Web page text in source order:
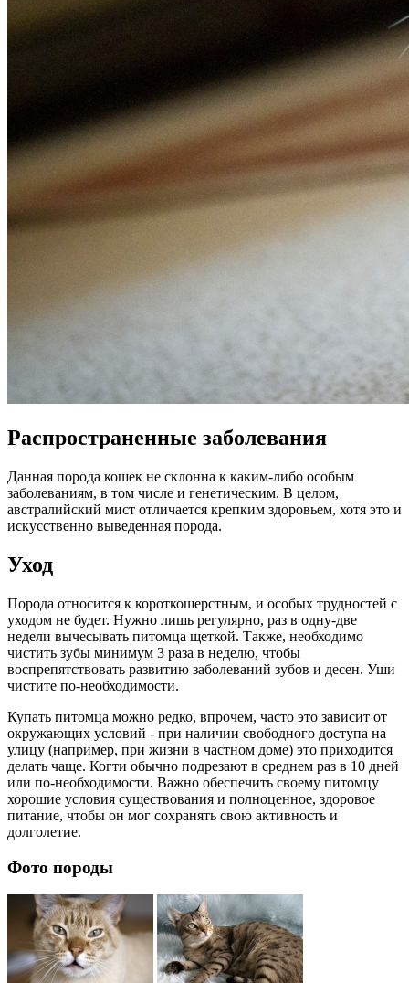
Распространенные заболевания
Данная порода кошек не склонна к каким-либо особым
заболеваниям, в том числе и генетическим. В целом,
австралийский мист отличается крепким здоровьем, хотя это и
искусственно выведенная порода.
Уход
Порода относится к короткошерстным, и особых трудностей с
уходом не будет. Нужно лишь регулярно, раз в одну-две
недели вычесывать питомца щеткой. Также, необходимо
чистить зубы минимум 3 раза в неделю, чтобы
воспрепятствовать развитию заболеваний зубов и десен. Уши
чистите по-необходимости.
Купать питомца можно редко, впрочем, часто это зависит от
окружающих условий - при наличии свободного доступа на
улицу (например, при жизни в частном доме) это приходится
делать чаще. Когти обычно подрезают в среднем раз в 10 дней
или по-необходимости. Важно обеспечить своему питомцу
хорошие условия существования и полноценное, здоровое
питание, чтобы он мог сохранять свою активность и
долголетие.
Фото породы